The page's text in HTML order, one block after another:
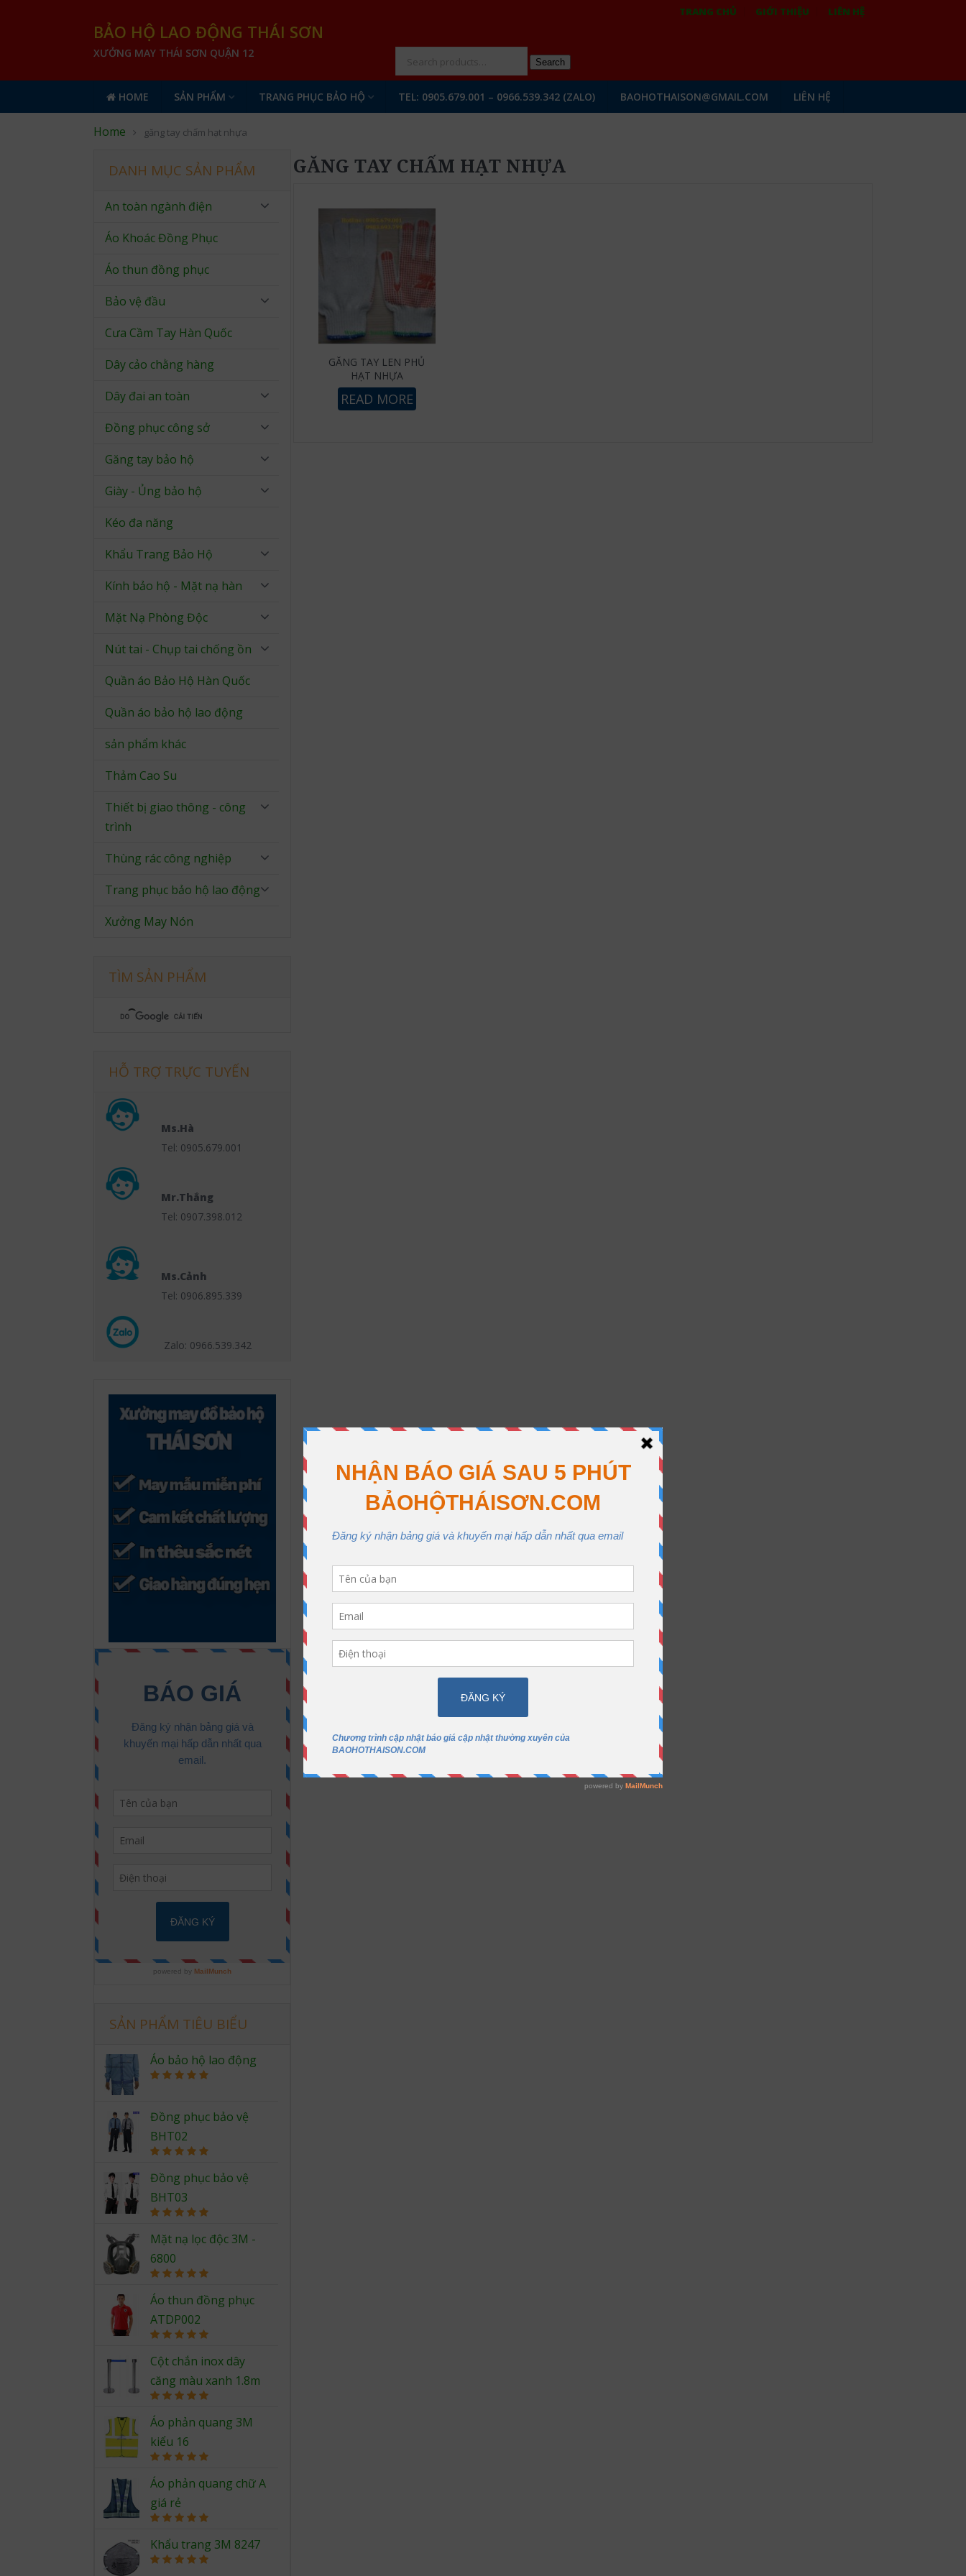
TRANG CHỦ GIỚI THIỆU LIÊN HỆ
BẢO HỘ LAO ĐỘNG THÁI SƠN
XƯỞNG MAY THÁI SƠN QUẬN 12
Search
HOME SẢN PHẨM TRANG PHỤC BẢO HỘ TEL: 0905.679.001 – 0966.539.342 (ZALO) BAOHOTHAISON@GMAIL.COM LIÊN HỆ
Home găng tay chấm hạt nhựa
GĂNG TAY CHẤM HẠT NHỰA
GĂNG TAY LEN PHỦ
HẠT NHỰA
READ MORE
DANH MỤC SẢN PHẨM
An toàn ngành điện
Áo Khoác Đồng Phục
Áo thun đồng phục
Bảo vệ đầu
Cưa Cầm Tay Hàn Quốc
Dây cảo chằng hàng
Dây đai an toàn
Đồng phục công sở
Găng tay bảo hộ
Giày - Ủng bảo hộ
Kéo đa năng
Khẩu Trang Bảo Hộ
Kính bảo hộ - Mặt nạ hàn
Mặt Nạ Phòng Độc
Nút tai - Chụp tai chống ồn
Quần áo Bảo Hộ Hàn Quốc
Quần áo bảo hộ lao động
sản phẩm khác
Thảm Cao Su
Thiết bị giao thông - công
trình
Thùng rác công nghiệp
Trang phục bảo hộ lao động
Xưởng May Nón
TÌM SẢN PHẨM
HỖ TRỢ TRỰC TUYẾN
Ms.Hà
Tel: 0905.679.001
Mr.Thắng
Tel: 0907.398.012
Ms.Cảnh
Tel: 0906.895.339
Zalo: 0966.539.342
SẢN PHẨM TIÊU BIỂU
Áo bảo hộ lao động
Đồng phục bảo vệ
BHT02
out of 5
Đồng phục bảo vệ
BHT03
out of 5
Mặt nạ lọc độc 3M -
6800
out of 5
Áo thun đồng phục
ATDP002
out of 5
Cột chắn inox dây
căng màu xanh 1.8m
out of 5
Áo phản quang 3M
kiểu 16
out of 5
Áo phản quang chữ A
giá rẻ
out of 5
Khẩu trang 3M 8247